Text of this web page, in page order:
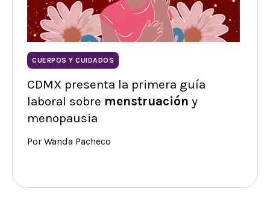
CUERPOS Y CUIDADOS
CDMX presenta la primera guía
laboral sobre menstruación y
menopausia
Por Wanda Pacheco